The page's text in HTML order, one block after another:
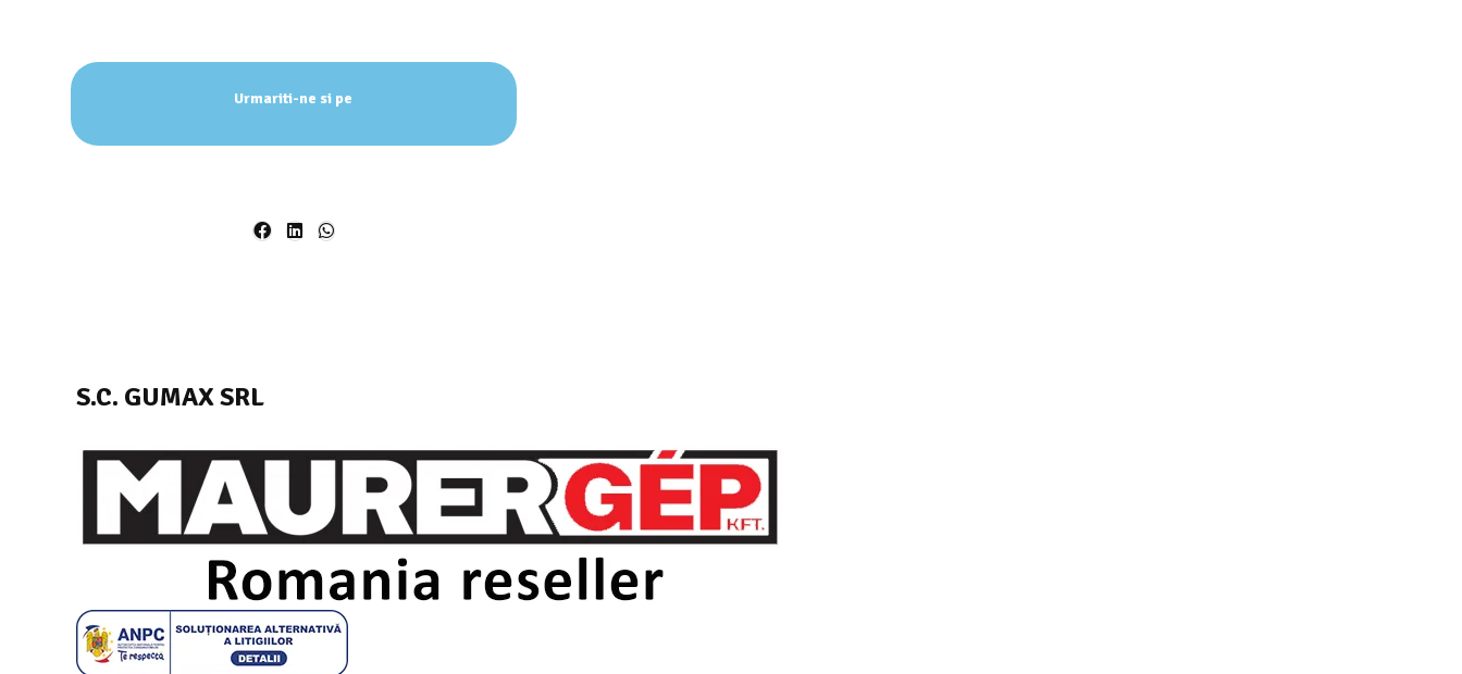
Urmariti-ne si pe
S.C. GUMAX SRL